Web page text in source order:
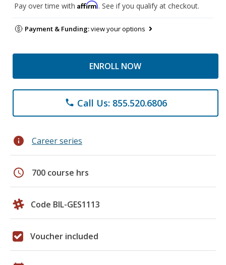
Pay over time with Affirm. See if you qualify at checkout.
Payment & Funding:view your options
ENROLL NOW
phone Call Us: 855.520.6806
info Career series
schedule 700 course hrs
Code BIL-GES1113
Voucher included